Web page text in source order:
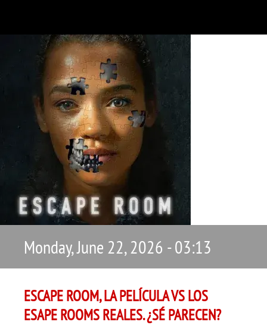
Monday, June 22, 2026 - 03:13
ESCAPE ROOM, LA PELÍCULA VS LOS
ESAPE ROOMS REALES. ¿SÉ PARECEN?